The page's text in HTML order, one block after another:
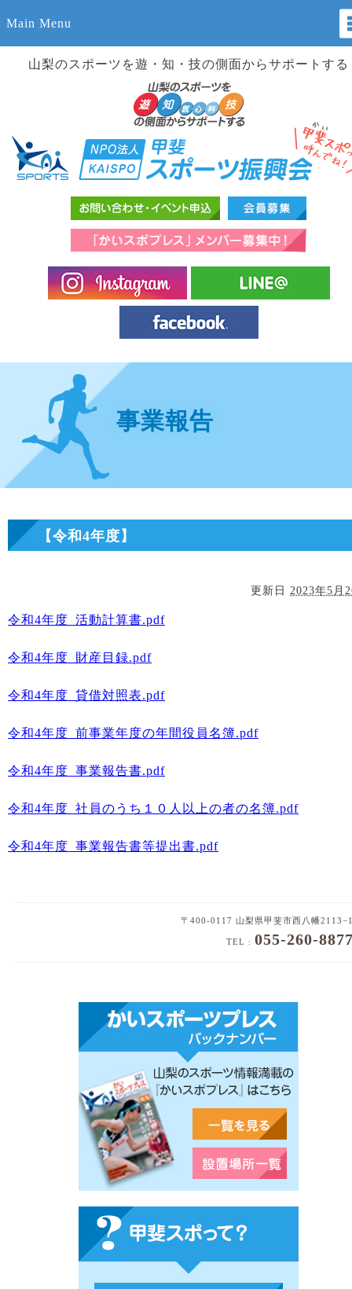
Main Menu
山梨のスポーツを遊・知・技の側面からサポートする
事業報告
【令和4年度】
更新日 2023年5月
令和4年度_活動計算書.pdf
令和4年度_財産目録.pdf
令和4年度_貸借対照表.pdf
令和4年度_前事業年度の年間役員名簿.pdf
令和4年度_事業報告書.pdf
令和4年度_社員のうち１０人以上の者の名簿.pdf
令和4年度_事業報告書等提出書.pdf
〒400-0117 山梨県甲斐市西八幡
TEL : 055-260-